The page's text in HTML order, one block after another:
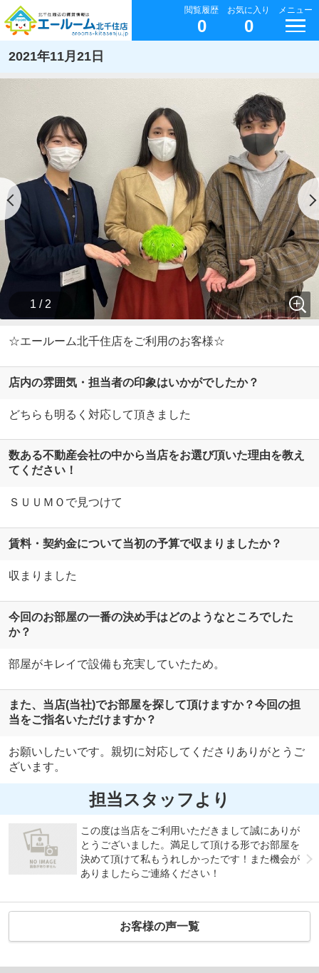
閲覧履歴
0
お気に入り
0
メニュー
2021年11月21日
1 / 2
☆エールーム北千住店をご利用のお客様☆
店内の雰囲気・担当者の印象はいかがでしたか？
どちらも明るく対応して頂きました
数ある不動産会社の中から当店をお選び頂いた理由を教え
てください！
ＳＵＵＭＯで見つけて
賃料・契約金について当初の予算で収まりましたか？
収まりました
今回のお部屋の一番の決め手はどのようなところでした
か？
部屋がキレイで設備も充実していたため。
また、当店(当社)でお部屋を探して頂けますか？今回の担
当をご指名いただけますか？
お願いしたいです。親切に対応してくださりありがとうご
ざいます。
担当スタッフより
この度は当店をご利用いただきまして誠にありが
とうございました。満足して頂ける形でお部屋を
決めて頂けて私もうれしかったです！また機会が
ありましたらご連絡ください！
お客様の声一覧